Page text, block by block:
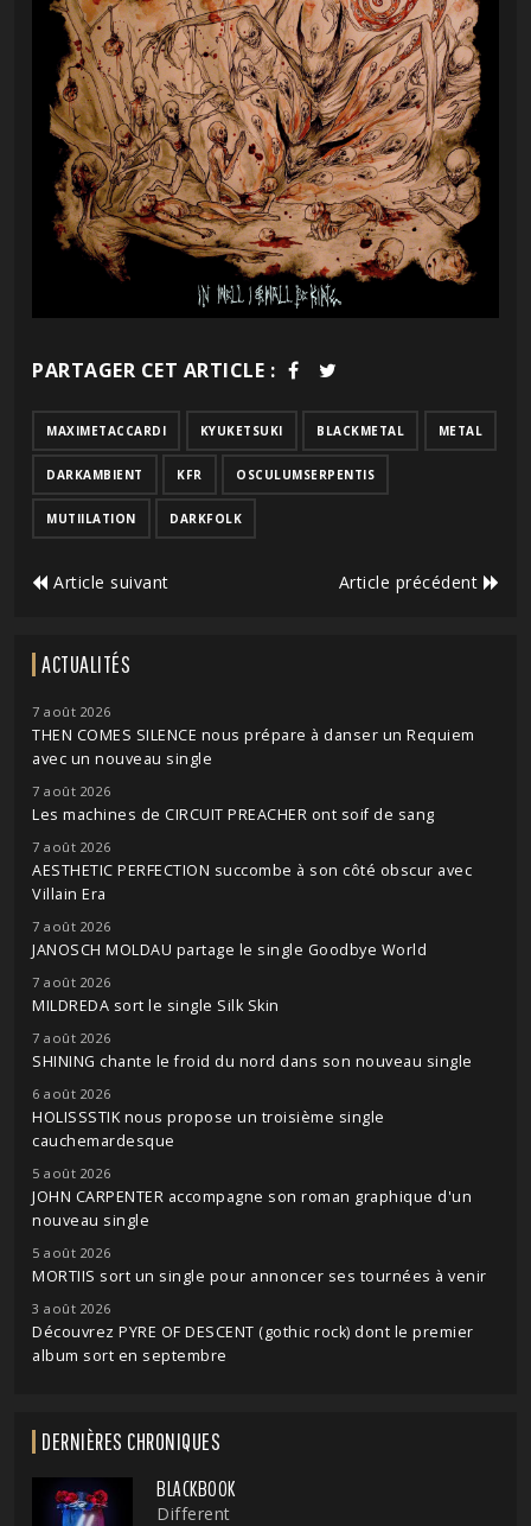
PARTAGER CET ARTICLE :
MAXIMETACCARDI KYUKETSUKI BLACKMETAL METAL
DARKAMBIENT KFR OSCULUMSERPENTIS
MUTIILATION DARKFOLK
Article suivant Article précédent
ACTUALITÉS
7 août 2026
THEN COMES SILENCE nous prépare à danser un Requiem
avec un nouveau single
7 août 2026
Les machines de CIRCUIT PREACHER ont soif de sang
7 août 2026
AESTHETIC PERFECTION succombe à son côté obscur avec
Villain Era
7 août 2026
JANOSCH MOLDAU partage le single Goodbye World
7 août 2026
MILDREDA sort le single Silk Skin
7 août 2026
SHINING chante le froid du nord dans son nouveau single
6 août 2026
HOLISSSTIK nous propose un troisième single
cauchemardesque
5 août 2026
JOHN CARPENTER accompagne son roman graphique d'un
nouveau single
5 août 2026
MORTIIS sort un single pour annoncer ses tournées à venir
3 août 2026
Découvrez PYRE OF DESCENT (gothic rock) dont le premier
album sort en septembre
DERNIÈRES CHRONIQUES
BLACKBOOK
Different